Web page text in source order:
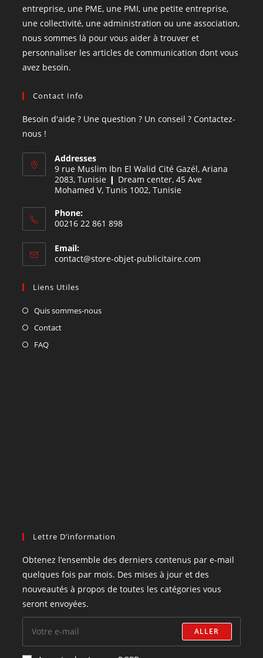
entreprise, une PME, une PMI, une petite entreprise,
une collectivité, une administration ou une association,
nous sommes là pour vous aider à trouver et
personnaliser les articles de communication dont vous
avez besoin.
Contact Info
Besoin d'aide ? Une question ? Un conseil ? Contactez-
nous !
Addresses
9 rue Muslim Ibn El Walid Cité Gazél, Ariana
2083, Tunisie ❙ Dream center, 45 Ave
Mohamed V, Tunis 1002, Tunisie
Phone:
00216 22 861 898
Email:
contact@store-objet-publicitaire.com
Liens Utiles
Quis sommes-nous
Contact
FAQ
Lettre D’information
Obtenez l’ensemble des derniers contenus par e-mail
quelques fois par mois. Des mises à jour et des
nouveautés à propos de toutes les catégories vous
seront envoyées.
ALLER